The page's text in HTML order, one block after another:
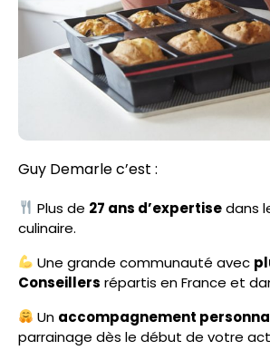
Guy Demarle c’est :
Plus de 27 ans d’expertisedans
culinaire.
Une grande communauté avec
Conseillers répartis en France et
Un accompagnement
parrainage dès le début de votre